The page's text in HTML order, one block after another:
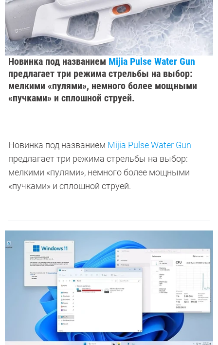
Новинка под названием Mijia Pulse Water Gun
предлагает три режима стрельбы на выбор:
мелкими «пулями», немного более мощными
«пучками» и сплошной струей.
Новинка под названием Mijia Pulse Water Gun
предлагает три режима стрельбы на выбор:
мелкими «пулями», немного более мощными
«пучками» и сплошной струей.